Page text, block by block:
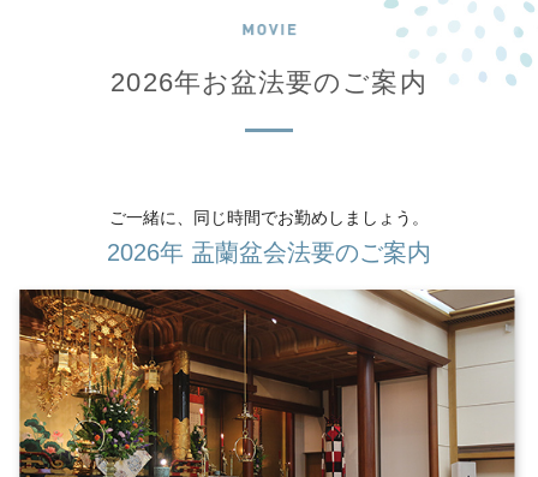
くさまざまな気持ちを断つことはできない。断ち
がたいから、今年のお盆も私は胸に残されたものを抱えて仏
2019年版『お盆』より転載 / 東本願寺出版
2026年お盆法要のご案内
ご一緒に、同じ時間でお勤めしましょう。
2026年 盂蘭盆会法要のご案内